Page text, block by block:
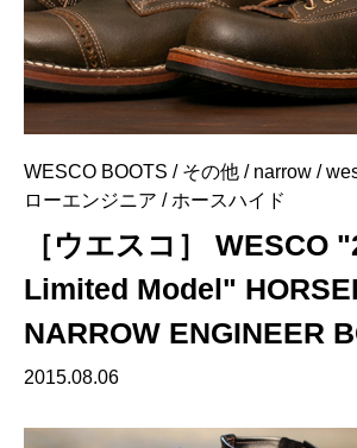
WESCO BOOTS / その他 / narrow /
ローエンジニア / ホースハイド
［ウエスコ］ WESCO
Limited Model"
NARROW ENGINEER
2015.08.06